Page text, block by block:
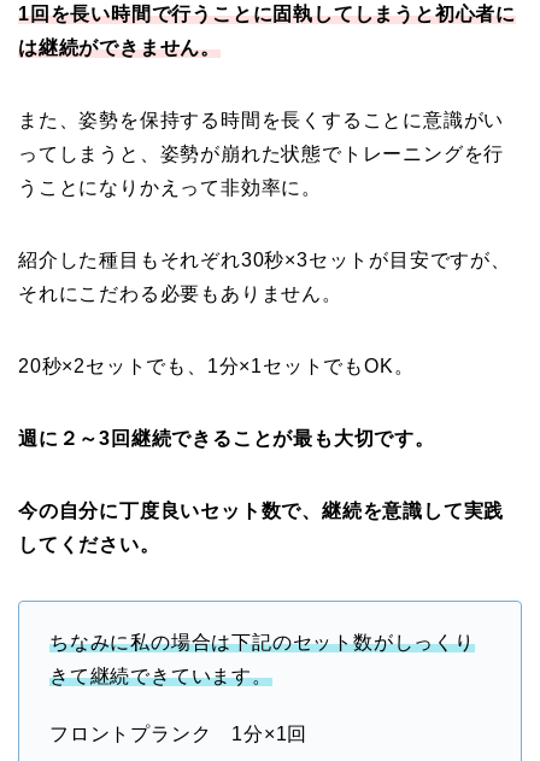
1回を長い時間で行うことに固執してしまうと初心者に
は継続ができません。
また、姿勢を保持する時間を長くすることに意識がい
ってしまうと、姿勢が崩れた状態でトレーニングを行
うことになりかえって非効率に。
紹介した種目もそれぞれ30秒×3セットが目安ですが、
それにこだわる必要もありません。
20秒×2セットでも、1分×1セットでもOK。
週に２～3回継続できることが最も大切です。
今の自分に丁度良いセット数で、継続を意識して実践
してください。
ちなみに私の場合は下記のセット数がしっくり
きて継続できています。
フロントプランク 1分×1回